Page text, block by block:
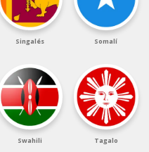
Singalés Somalí
Swahili Tagalo